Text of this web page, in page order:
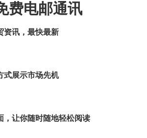
费电邮通讯
资讯，最快最新
式展示市场先机
，让你随时随地轻松阅读